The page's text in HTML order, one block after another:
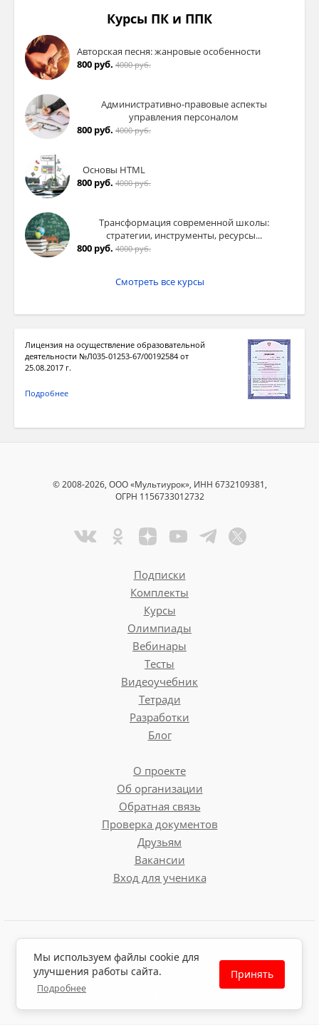
Курсы ПК и ППК
Авторская песня: жанровые особенности
800 руб. 4000 руб.
Административно-правовые аспекты
управления персоналом
800 руб. 4000 руб.
Основы HTML
800 руб. 4000 руб.
Трансформация современной школы:
стратегии, инструменты, ресурсы...
800 руб. 4000 руб.
Смотреть все курсы
Лицензия на осуществление образовательной
деятельности №Л035-01253-67/00192584 от
25.08.2017 г.
Подробнее
© 2008-2026, ООО «Мультиурок», ИНН 6732109381,
ОГРН 1156733012732
Подписки
Комплекты
Курсы
Олимпиады
Вебинары
Тесты
Видеоучебник
Тетради
Разработки
Блог
О проекте
Об организации
Обратная связь
Проверка документов
Друзьям
Вакансии
Вход для ученика
Политика обработки персональных данных
Политика использования файлов cookie
Мы используем файлы cookie для
улучшения работы сайта.
Подробнее
Принять